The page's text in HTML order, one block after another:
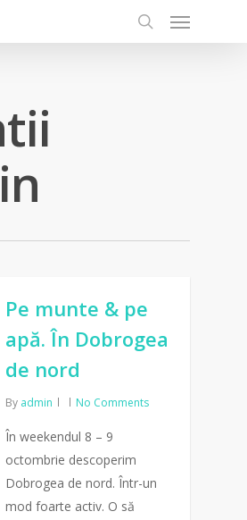
Pe munte & pe
apă. În Dobrogea
de nord
By admin No Comments
În weekendul 8 – 9
octombrie descoperim
Dobrogea de nord. Într-un
mod foarte activ. O să